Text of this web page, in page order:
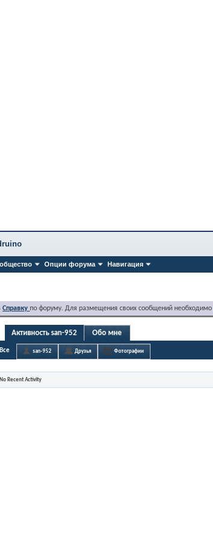
Опции форума Навигация
Справку по форуму. Для размещения своих сообщений необходимо
Активность san-952 Обо мне
Все san-952 Друзья Фотографии
No Recent Activity